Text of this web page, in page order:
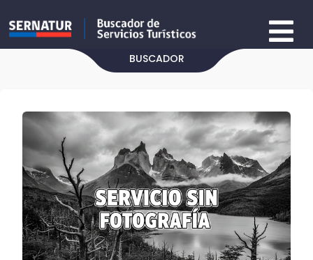
BUSCADOR